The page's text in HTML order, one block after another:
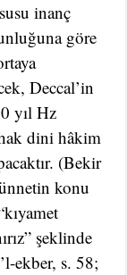
inanç
göre
Deccal’in
yıl Hz
dini hâkim
(Bekir
konu
şeklinde
ekber, s. 58;